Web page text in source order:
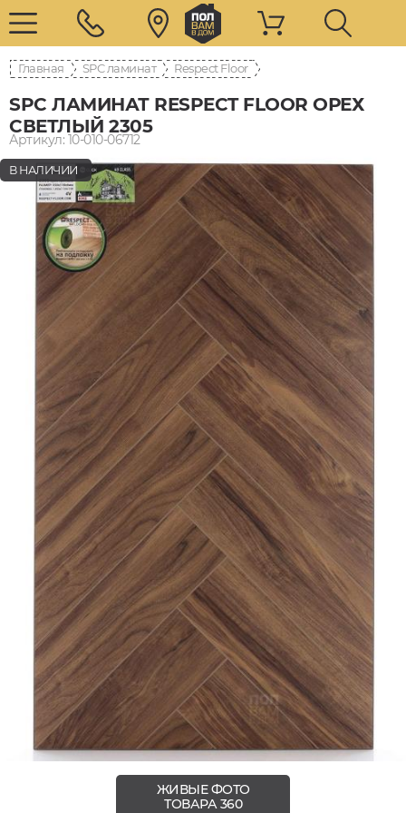
Главная SPC ламинат Respect Floor
SPC ЛАМИНАТ RESPECT FLOOR ОРЕХ
СВЕТЛЫЙ 2305
Артикул: 10-010-06712
В НАЛИЧИИ
ЖИВЫЕ ФОТО
ТОВАРА 360